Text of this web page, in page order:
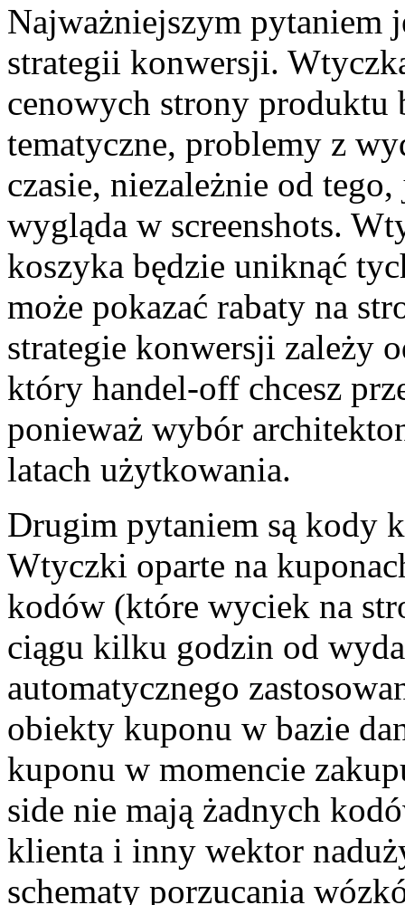
Najważniejszym pytaniem
strategii konwersji.
cenowych strony
tematyczne, problemy z
czasie, niezależnie od
wygląda w screenshots.
koszyka będzie uniknąć
może pokazać rabaty na
strategie konwersji zależy
który handel-off chcesz
ponieważ wybór
latach użytkowania.
Drugim pytaniem są kody
Wtyczki oparte na
kodów (które wyciek na
ciągu kilku godzin od
automatycznego
obiekty kuponu w bazie
kuponu w momencie
side nie mają żadnych
klienta i inny wektor
schematy porzucania